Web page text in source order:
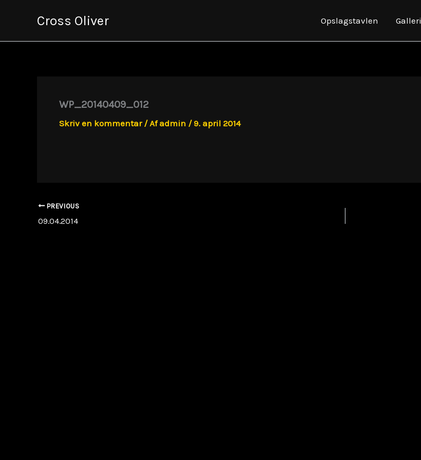
Cross Oliver Opslagstavlen Galleri
WP_20140409_012
Skriv en kommentar / Afadmin /9. april 2014
PREVIOUS
09.04.2014